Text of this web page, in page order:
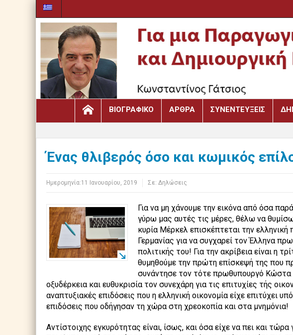
ΒΙΟΓΡΑΦΙΚΌ ΆΡΘΡΑ ΣΥΝΕΝΤΕΎΞΕΙΣ
Ένας θλιβερός όσο και κωμικός
Ημερομηνία:11 Ιανουαρίου, 2019 Σε: Δηλώσεις
Για να μη χάνουμε την εικόνα από όσα
γύρω μας αυτές τις μέρες, θέλω να
κυρία Μέρκελ επισκέπτεται την
Γερμανίας για να συγχαρεί τον Έλληνα
πολιτικής του! Για την ακρίβεια είναι η
θυμηθούμε την πρώτη επίσκεψή της που
συνάντησε τον τότε πρωθυπουργό Κώστα
οξυδέρκεια και ευθυκρισία τον συνεχάρη για τις επιτυχίες τής
αναπτυξιακές επιδόσεις που η ελληνική οικονομία είχε επιτύχει
επιδόσεις που οδήγησαν τη χώρα στη χρεοκοπία και στα μνημόνια!
Αντίστοιχης εγκυρότητας είναι, ίσως, και όσα είχε να πει και